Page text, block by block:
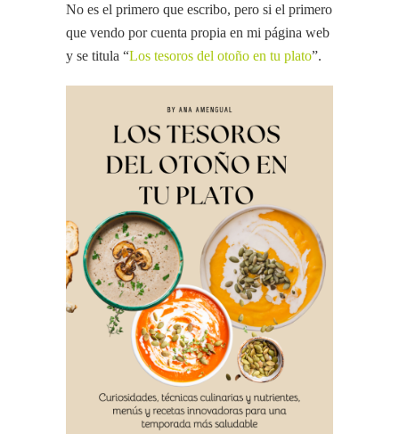
No es el primero que escribo, pero si el primero
que vendo por cuenta propia en mi página web
y se titula “Los tesoros del otoño en tu plato”.